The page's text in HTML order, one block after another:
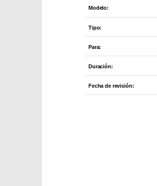
Modelo:
Tipo:
Para:
Duración:
Fecha de revisión: